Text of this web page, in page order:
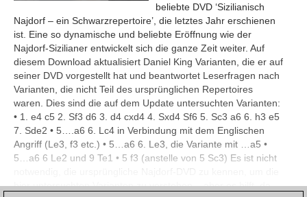
beliebte DVD ‘Sizilianisch
Najdorf – ein Schwarzrepertoire’, die letztes Jahr erschienen
ist. Eine so dynamische und beliebte Eröffnung wie der
Najdorf-Sizilianer entwickelt sich die ganze Zeit weiter. Auf
diesem Download aktualisiert Daniel King Varianten, die er auf
seiner DVD vorgestellt hat und beantwortet Leserfragen nach
Varianten, die nicht Teil des ursprünglichen Repertoires
waren. Dies sind die auf dem Update untersuchten Varianten:
• 1. e4 c5 2. Sf3 d6 3. d4 cxd4 4. Sxd4 Sf6 5. Sc3 a6 6. h3 e5
7. Sde2 • 5….a6 6. Lc4 in Verbindung mit dem Englischen
Angriff (Le3, f3 etc.) • 5…a6 6. Le3, die Variante mit …a5 •
5…a6 6 Le2 und 9 Te1 • 5 f3 (anstelle von 5 Sc3) Es ist nicht
hier untersuchten Varianten zu verstehen – aber es hilft, da